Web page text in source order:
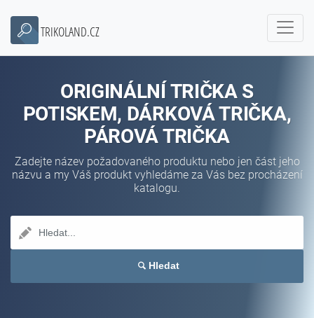
TRIKOLAND.CZ
ORIGINÁLNÍ TRIČKA S
POTISKEM, DÁRKOVÁ TRIČKA,
PÁROVÁ TRIČKA
Zadejte název požadovaného produktu nebo jen část jeho
názvu a my Váš produkt vyhledáme za Vás bez procházení
katalogu.
Hledat